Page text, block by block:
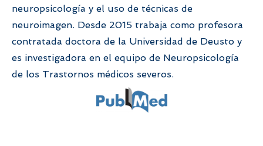
neuropsicología y el uso de técnicas de
neuroimagen. Desde 2015 trabaja como profesora
contratada doctora de la Universidad de Deusto y
es investigadora en el equipo de Neuropsicología
de los Trastornos médicos severos.